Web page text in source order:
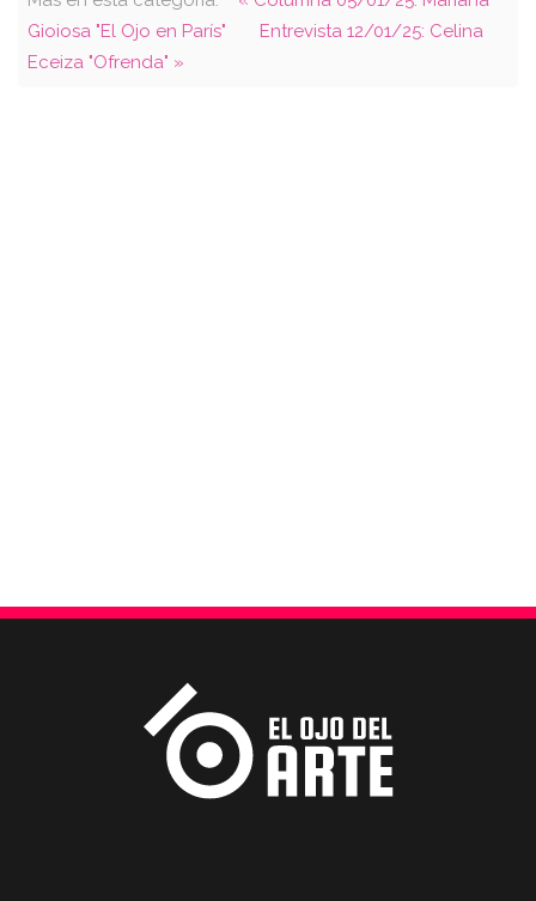
Gioiosa "El Ojo en París"
Entrevista 12/01/25: Celina
Eceiza "Ofrenda" »